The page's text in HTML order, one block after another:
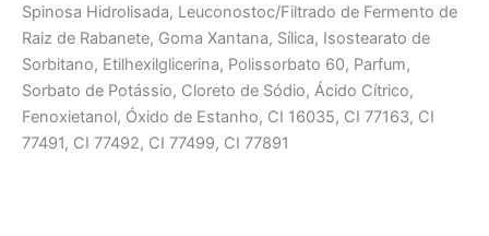
Spinosa Hidrolisada, Leuconostoc/Filtrado de Fermento de
Raiz de Rabanete, Goma Xantana, Sílica, Isostearato de
Sorbitano, Etilhexilglicerina, Polissorbato 60, Parfum,
Sorbato de Potássio, Cloreto de Sódio, Ácido Cítrico,
Fenoxietanol, Óxido de Estanho, CI 16035, CI 77163, CI
77491, CI 77492, CI 77499, CI 77891